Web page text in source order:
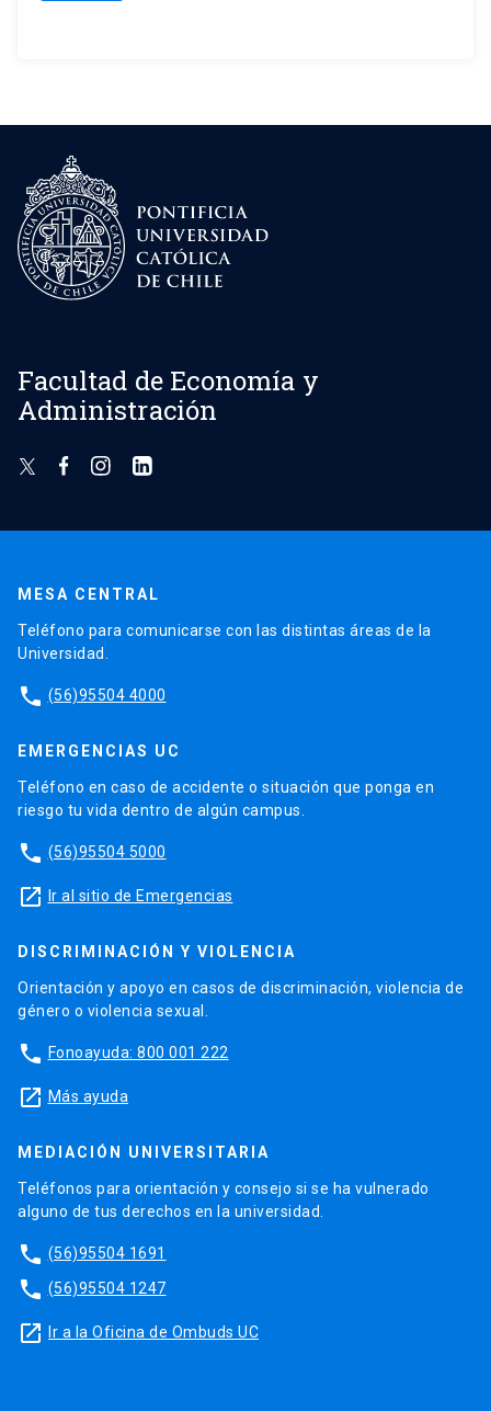
Facultad de Economía y
Administración
MESA CENTRAL
Teléfono para comunicarse con las distintas áreas de la
Universidad.
phone (56)95504 4000
EMERGENCIAS UC
Teléfono en caso de accidente o situación que ponga en
riesgo tu vida dentro de algún campus.
phone (56)95504 5000
launch Ir al sitio de Emergencias
DISCRIMINACIÓN Y VIOLENCIA
Orientación y apoyo en casos de discriminación, violencia de
género o violencia sexual.
phone Fonoayuda: 800 001 222
launch Más ayuda
MEDIACIÓN UNIVERSITARIA
Teléfonos para orientación y consejo si se ha vulnerado
alguno de tus derechos en la universidad.
phone (56)95504 1691
phone (56)95504 1247
launch Ir a la Oficina de Ombuds UC